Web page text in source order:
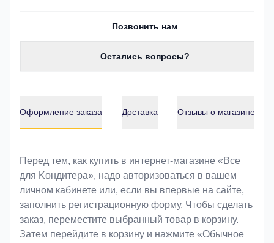
Позвонить нам
Остались вопросы?
Оформление заказа Доставка Отзывы о магазине
Оформление заказа
Перед тем, как купить в интернет-магазине «Bce
для Koндитeрa», надо авторизоваться в вашем
личном кабинете или, если вы впервые на сайте,
заполнить регистрационную форму. Чтобы сделать
заказ, переместите выбранный товар в корзину.
Затем перейдите в корзину и нажмите «Обычное